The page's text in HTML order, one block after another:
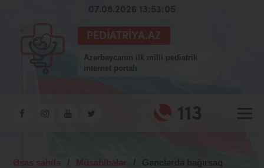
07.08.2026 13:53:05
PEDIATRIYA.AZ
Azərbaycanın ilk milli pediatrik
internet portalı
113
Əsas səhifə / Müsahibələr /
Gənclərdə bağırsaq